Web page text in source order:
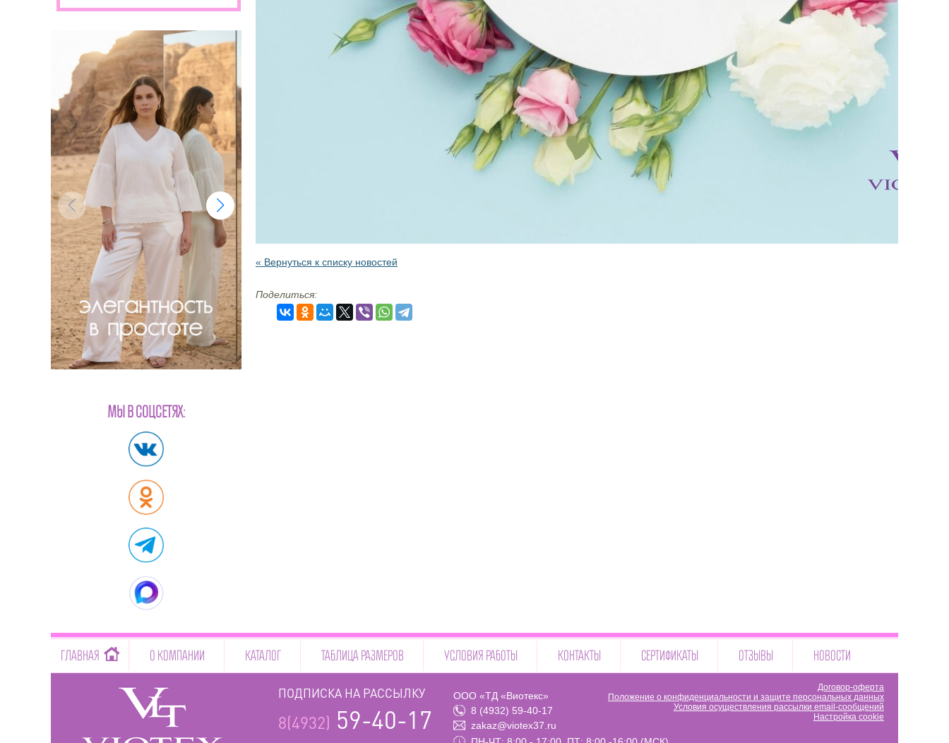
МЫ В СОЦСЕТЯХ:
« Вернуться к списку новостей
Поделиться:
ГЛАВНАЯ О КОМПАНИИ КАТАЛОГ ТАБЛИЦА РАЗМЕРОВ УСЛОВИЯ РАБОТЫ КОНТАКТЫ СЕРТИФИКАТЫ ОТЗЫВЫ НОВОСТИ
ПОДПИСКА НА РАССЫЛКУ
8(4932) 59-40-17
ООО «ТД «Виотекс»
8 (4932) 59-40-17
zakaz@viotex37.ru
Договор-оферта
Положение о конфиденциальности и защите персональных данных
Условия осуществления рассылки email-сообщений
Настройка cookie
-->